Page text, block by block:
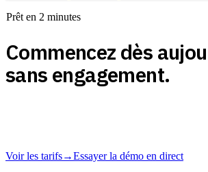
Prêt en 2 minutes
Commencez dès
sans engagement.
Voir les tarifs→Essayer la démo en direct